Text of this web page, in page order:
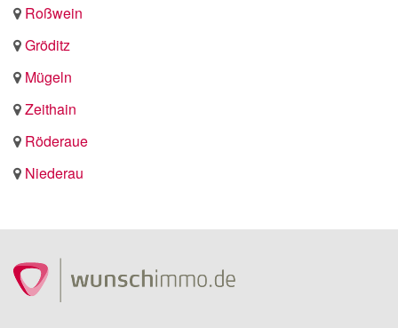
Roßwein
Gröditz
Mügeln
Zeithain
Röderaue
Niederau